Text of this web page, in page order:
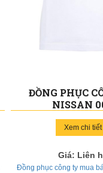
ĐỒNG PHỤC
NISSAN
Xem chi tiết
Giá: Liên
Đồng phục công ty mua